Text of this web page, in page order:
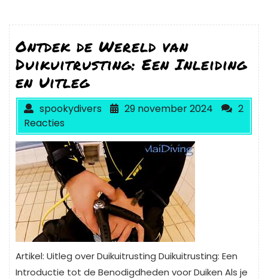
Ontdek de Wereld van
Duikuitrusting: Een Inleiding
en Uitleg
spookydivers 29 november 2024
2
Reacties
Artikel: Uitleg over Duikuitrusting Duikuitrusting: Een
Introductie tot de Benodigdheden voor Duiken Als je